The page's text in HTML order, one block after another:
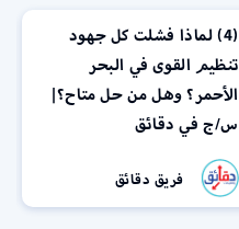
(4) لماذا فشلت كل جهود
تنظيم القوى في البحر
الأحمر؟ وهل من حل متاح؟|
س/ج في دقائق
فريق دقائق